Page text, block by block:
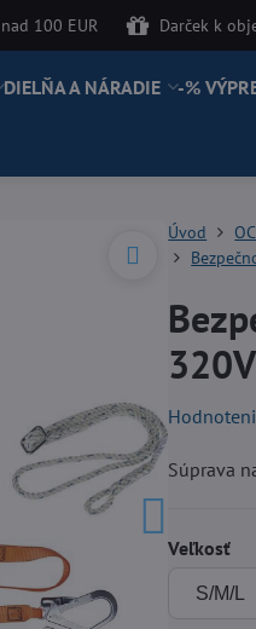
100 EUR Darček k
DIELŇA A NÁRADIE -%
Úvod
Súprava
Veľkosť